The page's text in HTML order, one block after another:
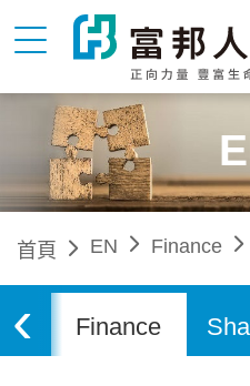
首頁 EN Finance
Finance
‹